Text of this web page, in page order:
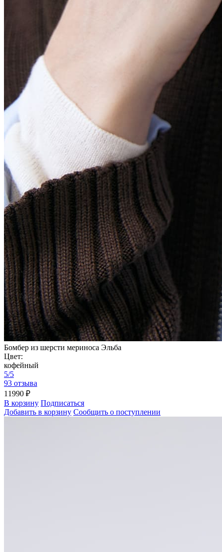
Бомбер из шерсти мериноса Эльба
Цвет:
кофейный
5/5
93 отзыва
11990 ₽
В корзину Подписаться
Добавить в корзину Сообщить о поступлении